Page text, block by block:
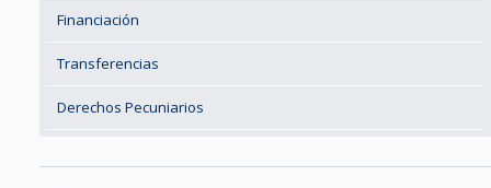
Financiación
Transferencias
Derechos Pecuniarios